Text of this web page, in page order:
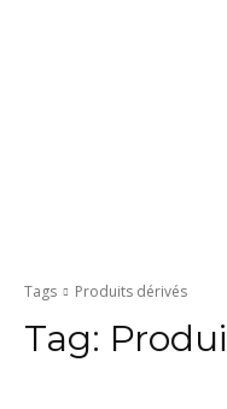
Tags Produits dérivés
Tag: